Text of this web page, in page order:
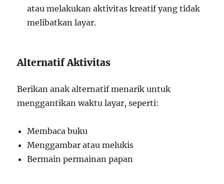
atau melakukan aktivitas kreatif yang tidak
melibatkan layar.
Alternatif Aktivitas
Berikan anak alternatif menarik untuk
menggantikan waktu layar, seperti:
Membaca buku
Menggambar atau melukis
Bermain permainan papan